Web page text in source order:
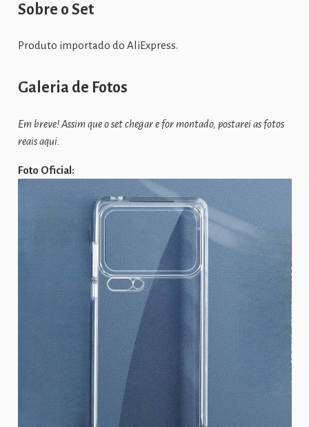
Sobre o Set
Produto importado do AliExpress.
Galeria de Fotos
Em breve! Assim que o set chegar e for montado, postarei as fotos
reais aqui.
Foto Oficial: